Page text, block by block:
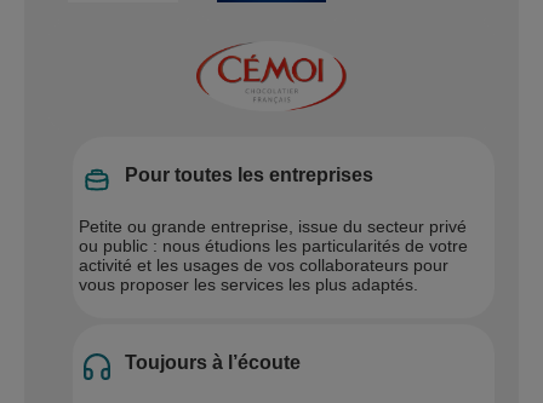
Pour toutes les entreprises
Petite ou grande entreprise, issue du secteur privé
ou public : nous étudions les particularités de votre
activité et les usages de vos collaborateurs pour
vous proposer les services les plus adaptés.
Toujours à l’écoute